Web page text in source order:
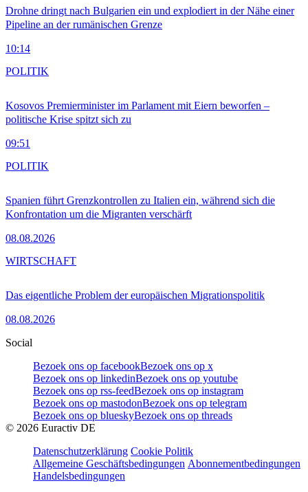
Drohne dringt nach Bulgarien ein und explodiert in der Nähe einer
Pipeline an der rumänischen Grenze
10:14
Kosovos Premierminister im Parlament mit Eiern beworfen –
politische Krise spitzt sich zu
09:51
POLITIK
Spanien führt Grenzkontrollen zu Italien ein, während sich die
Konfrontation um die Migranten verschärft
08.08.2026
POLITIK
Das eigentliche Problem der europäischen Migrationspolitik
08.08.2026
WIRTSCHAFT
Social
Bezoek ons op facebookBezoek ons op x
Bezoek ons op linkedinBezoek ons op youtube
Bezoek ons op rss-feedBezoek ons op instagram
Bezoek ons op mastodonBezoek ons op telegram
Bezoek ons op blueskyBezoek ons op threads
© 2026 Euractiv DE
Datenschutzerklärung Cookie Politik
Allgemeine Geschäftsbedingungen Abonnementbedingungen
Handelsbedingungen